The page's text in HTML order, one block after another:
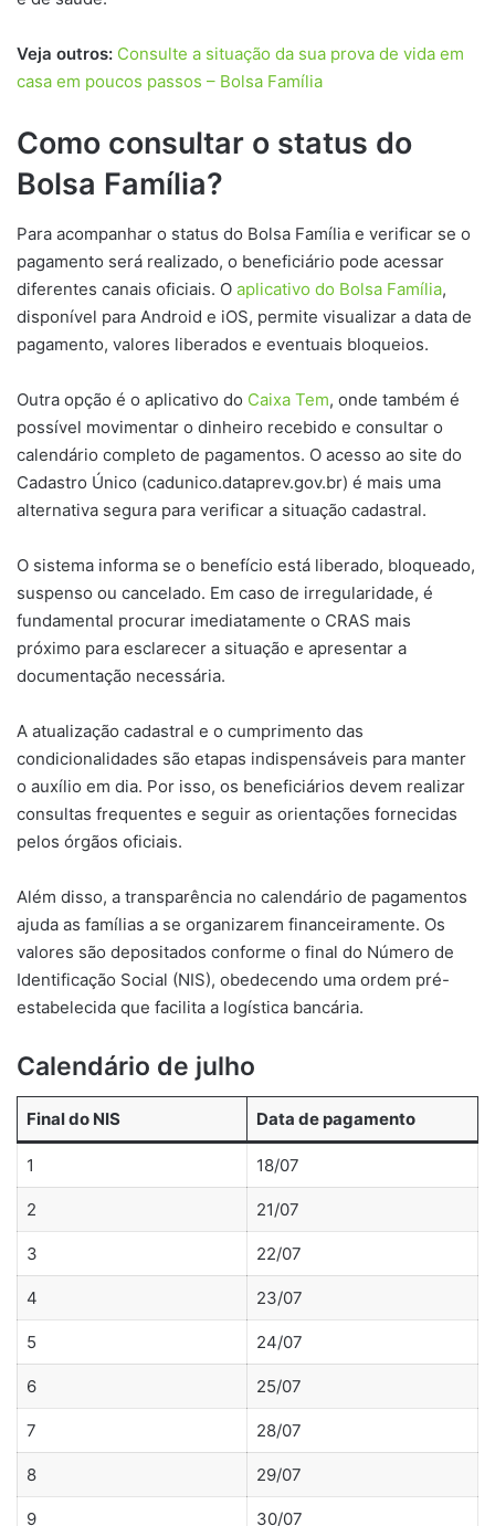
Veja outros: Consulte a situação da sua prova de vida em
casa em poucos passos – Bolsa Família
Como consultar o status do
Bolsa Família?
Para acompanhar o status do Bolsa Família e verificar se o
pagamento será realizado, o beneficiário pode acessar
diferentes canais oficiais. O aplicativo do Bolsa Família,
disponível para Android e iOS, permite visualizar a data de
pagamento, valores liberados e eventuais bloqueios.
Outra opção é o aplicativo do Caixa Tem, onde também é
possível movimentar o dinheiro recebido e consultar o
calendário completo de pagamentos. O acesso ao site do
Cadastro Único (cadunico.dataprev.gov.br) é mais uma
alternativa segura para verificar a situação cadastral.
O sistema informa se o benefício está liberado, bloqueado,
suspenso ou cancelado. Em caso de irregularidade, é
fundamental procurar imediatamente o CRAS mais
próximo para esclarecer a situação e apresentar a
documentação necessária.
A atualização cadastral e o cumprimento das
condicionalidades são etapas indispensáveis para manter
o auxílio em dia. Por isso, os beneficiários devem realizar
consultas frequentes e seguir as orientações fornecidas
pelos órgãos oficiais.
Além disso, a transparência no calendário de pagamentos
ajuda as famílias a se organizarem financeiramente. Os
valores são depositados conforme o final do Número de
Identificação Social (NIS), obedecendo uma ordem pré-
estabelecida que facilita a logística bancária.
Calendário de julho
Final do NIS Data de pagamento
1 18/07
2 21/07
3 22/07
4 23/07
5 24/07
6 25/07
7 28/07
8 29/07
9 30/07